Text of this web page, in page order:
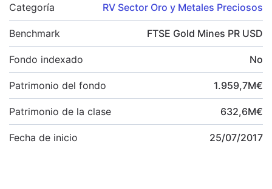
Categoría RV Sector Oro y Metales Preciosos
Benchmark FTSE Gold Mines PR USD
Fondo indexado No
Patrimonio del fondo 1.959,7M€
Patrimonio de la clase 632,6M€
Fecha de inicio 25/07/2017